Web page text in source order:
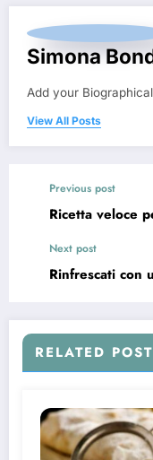
Simona
Add your
View All Posts
Previous post
Ricetta veloce
Next post
Rinfrescati con
RELATED